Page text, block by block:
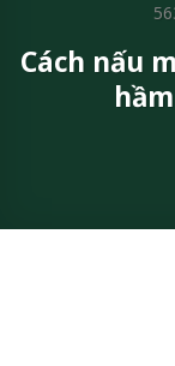
Cách nấu